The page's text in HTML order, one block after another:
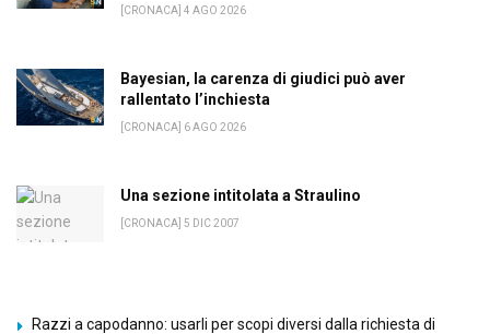
[CRONACA] 4 AGO 2026
Bayesian, la carenza di giudici può aver
rallentato l’inchiesta
[CRONACA] 6 AGO 2026
Una sezione intitolata a Straulino
[CRONACA] 5 DIC 2007
Razzi a capodanno: usarli per scopi diversi dalla richiesta di